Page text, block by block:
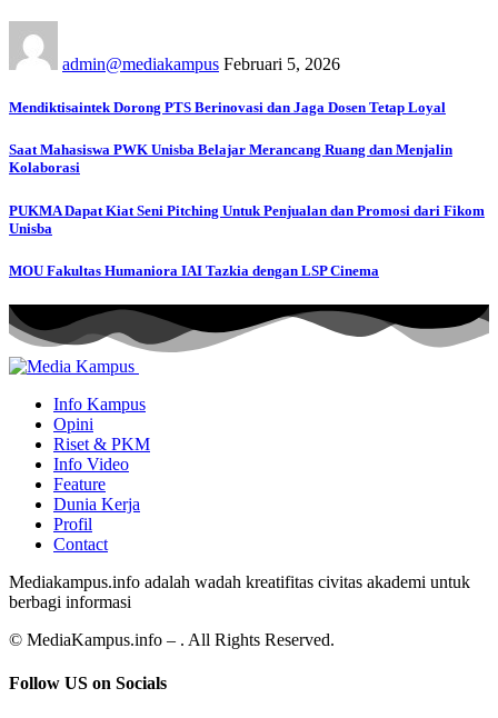
admin@mediakampus Februari 5, 2026
Mendiktisaintek Dorong PTS Berinovasi dan Jaga Dosen Tetap Loyal
Saat Mahasiswa PWK Unisba Belajar Merancang Ruang dan Menjalin
Kolaborasi
PUKMA Dapat Kiat Seni Pitching Untuk Penjualan dan Promosi dari Fikom
Unisba
MOU Fakultas Humaniora IAI Tazkia dengan LSP Cinema
Info Kampus
Opini
Riset & PKM
Info Video
Feature
Dunia Kerja
Profil
Contact
Mediakampus.info adalah wadah kreatifitas civitas akademi untuk
berbagi informasi
© MediaKampus.info – . All Rights Reserved.
Follow US on Socials